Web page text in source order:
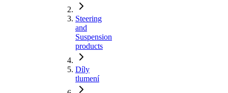
Steering
and
Suspension
products
Díly
tlumení